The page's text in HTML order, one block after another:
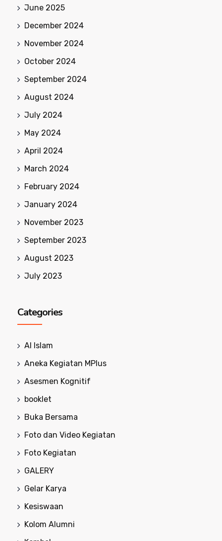
June 2025
December 2024
November 2024
October 2024
September 2024
August 2024
July 2024
May 2024
April 2024
March 2024
February 2024
January 2024
November 2023
September 2023
August 2023
July 2023
Categories
Al Islam
Aneka Kegiatan MPlus
Asesmen Kognitif
booklet
Buka Bersama
Foto dan Video Kegiatan
Foto Kegiatan
GALERY
Gelar Karya
Kesiswaan
Kolom Alumni